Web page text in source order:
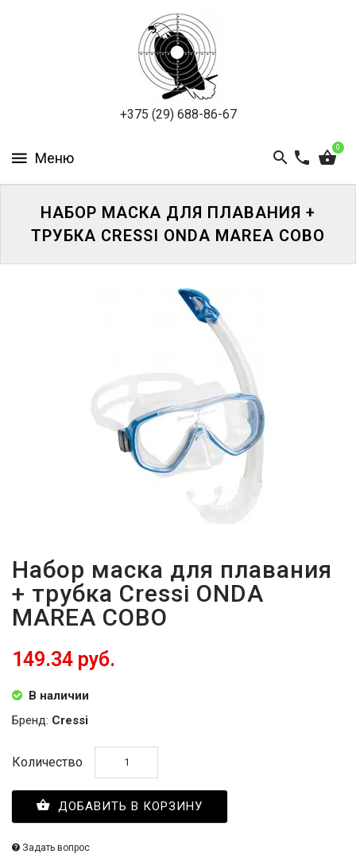
+375 (29) 688-86-67
0
ОПТИКА
ЭКИПИРОВКА
И
НАБОР МАСКА ДЛЯ ПЛАВАНИЯ +
ТРУБКА CRESSI ONDA MAREA COBO
Набор маска для плавания
+ трубка Cressi ONDA
MAREA COBO
149.34 руб.
В наличии
Бренд: Cressi
Количество
ДОБАВИТЬ В КОРЗИНУ
Задать вопрос